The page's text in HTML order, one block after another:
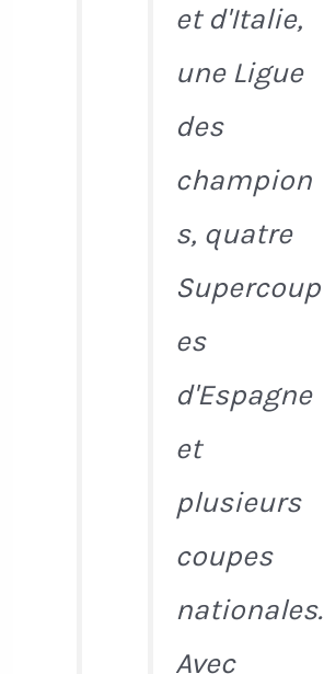
et d'Italie,
une Ligue
des
champion
s, quatre
Supercoup
es
d'Espagne
et
plusieurs
coupes
nationales.
Avec